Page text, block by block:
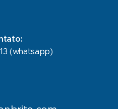
(whatsapp)